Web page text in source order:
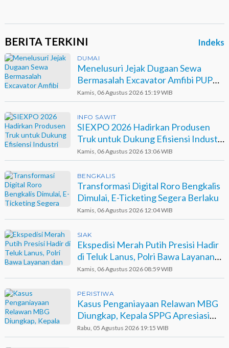
BERITA TERKINI Indeks
DUMAI
Menelusuri Jejak Dugaan Sewa
Bermasalah Excavator Amfibi PUPR
Dumai di Agro Murni
Kamis, 06 Agustus 2026 15:19 WIB
INFO SAWIT
SIEXPO 2026 Hadirkan Produsen
Truk untuk Dukung Efisiensi Industri
Sawit
Kamis, 06 Agustus 2026 13:06 WIB
BENGKALIS
Transformasi Digital Roro Bengkalis
Dimulai, E-Ticketing Segera Berlaku
Kamis, 06 Agustus 2026 12:04 WIB
SIAK
Ekspedisi Merah Putih Presisi Hadir
di Teluk Lanus, Polri Bawa Layanan
dan Harapan
Kamis, 06 Agustus 2026 08:59 WIB
PERISTIWA
Kasus Penganiayaan Relawan MBG
Diungkap, Kepala SPPG Apresiasi
Kinerja Polisi
Rabu, 05 Agustus 2026 19:15 WIB